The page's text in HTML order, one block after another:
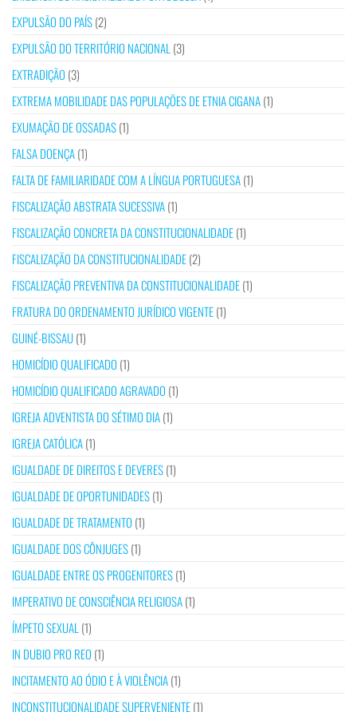
EXPULSÃO DO PAÍS(2)
EXPULSÃO DO TERRITÓRIO NACIONAL (3)
EXTRADIÇÃO (3)
EXTREMA MOBILIDADE DAS POPULAÇÕES DE ETNIA CIGANA(1)
EXUMAÇÃO DE OSSADAS(1)
FALSA DOENÇA(1)
FALTA DE FAMILIARIDADE COM A LÍNGUA PORTUGUESA(1)
FISCALIZAÇÃO ABSTRATA SUCESSIVA(1)
FISCALIZAÇÃO CONCRETA DA CONSTITUCIONALIDADE(1)
FISCALIZAÇÃO DA CONSTITUCIONALIDADE(2)
FISCALIZAÇÃO PREVENTIVA DA CONSTITUCIONALIDADE(1)
FRATURA DO ORDENAMENTO JURÍDICO VIGENTE(1)
GUINÉ-BISSAU(1)
HOMICÍDIO QUALIFICADO (1)
HOMICÍDIO QUALIFICADO AGRAVADO (1)
IGREJA ADVENTISTA DO SÉTIMO DIA(1)
IGREJA CATÓLICA(1)
IGUALDADE DE DIREITOS E DEVERES(1)
IGUALDADE DE OPORTUNIDADES(1)
IGUALDADE DE TRATAMENTO (1)
IGUALDADE DOS CÔNJUGES(1)
IGUALDADE ENTRE OS PROGENITORES(1)
IMPERATIVO DE CONSCIÊNCIA RELIGIOSA(1)
ÍMPETO SEXUAL (1)
IN DUBIO PRO REO (1)
INCITAMENTO AO ÓDIO E À VIOLÊNCIA(1)
INCONSTITUCIONALIDADE SUPERVENIENTE(1)